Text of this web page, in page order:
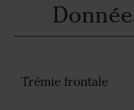
Trémie frontale